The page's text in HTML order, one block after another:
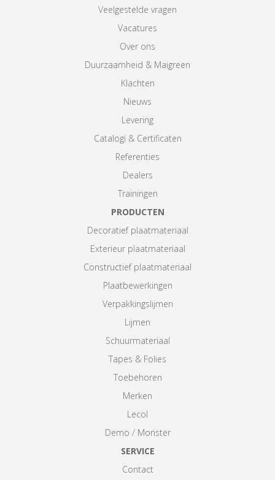
Veelgestelde vragen
Vacatures
Over ons
Duurzaamheid & Maigreen
Klachten
Nieuws
Levering
Catalogi & Certificaten
Referenties
Dealers
Trainingen
PRODUCTEN
Decoratief plaatmateriaal
Exterieur plaatmateriaal
Constructief plaatmateriaal
Plaatbewerkingen
Verpakkingslijmen
Lijmen
Schuurmateriaal
Tapes & Folies
Toebehoren
Merken
Lecol
Demo / Monster
SERVICE
Contact